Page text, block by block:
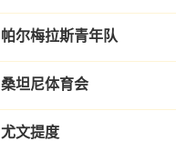
帕尔梅拉斯青年队
桑坦尼体育会
尤文提度